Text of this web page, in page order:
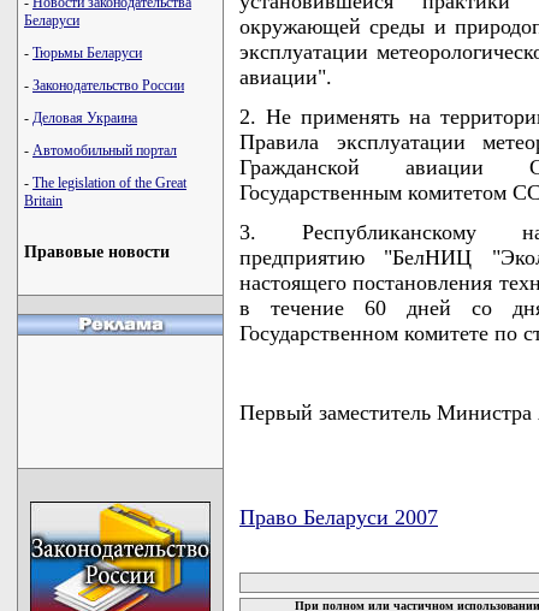
Беларуси
- Тюрьмы Беларуси
- Законодательство России
- Деловая Украина
- Автомобильный портал
- The legislation of the Great
Britain
Правовые новости
окружающей среды и
эксплуатации
авиации".
2. Не применять на
Правила эксплуатации
Гражданской авиации
Государственным комитетом
3. Республиканскому
предприятию "БелНИЦ
настоящего постановления
в течение 60 дней со дня
Государственном комитете по
Первый заместитель
Право Беларуси 2007
При полном или частичном